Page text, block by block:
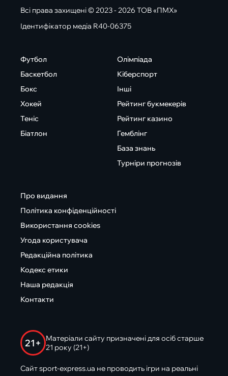
Всі права захищені © 2023 - 2026 ТОВ «ПМХ»
Ідентифікатор медіа R40-06375
Футбол
Баскетбол
Бокс
Хокей
Теніс
Біатлон
Олімпіада
Кіберспорт
Інші
Рейтинг букмекерів
Рейтинг казино
Гемблінг
База знань
Турніри прогнозів
Про видання
Політика конфіденційності
Використання cookies
Угода користувача
Редакційна політика
Кодекс етики
Наша редакція
Контакти
21+
Матеріали сайту призначені для осіб старше
21 року (21+)
Сайт sport-express.ua не проводить ігри на реальні